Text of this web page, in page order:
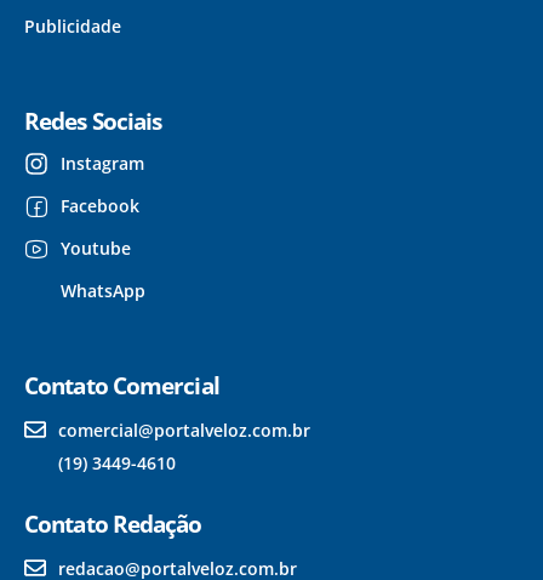
Publicidade
Redes Sociais
Instagram
Facebook
Youtube
WhatsApp
Contato Comercial
comercial@portalveloz.com.br
(19) 3449-4610
Contato Redação
redacao@portalveloz.com.br